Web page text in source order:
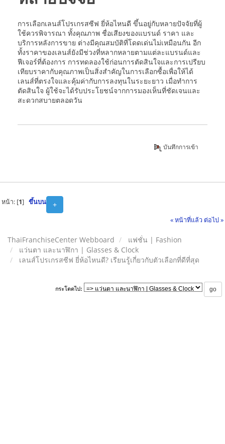
การเลือกเลนส์โปรเกรสซีฟ ยี่ห้อไหนดี ขึ้นอยู่กับหลายปัจจัยที่ผู้
ใช้ควรพิจารณา ทั้งคุณภาพ ชื่อเสียงของแบรนด์ ราคา และ
บริการหลังการขาย ต่างมีคุณสมบัติที่โดดเด่นไม่เหมือนกัน อีก
ทั้งราคาของเลนส์ยังมีช่วงที่หลากหลายตามแต่ละแบรนด์และ
ฟีเจอร์ที่ต้องการ การทดลองใช้ก่อนการตัดสินใจและการเปรียบ
เทียบราคากับคุณภาพเป็นสิ่งสำคัญในการเลือกซื้อเพื่อให้ได้
เลนส์ที่ตรงใจและคุ้มค่ากับการลงทุนในระยะยาว เมื่อทำการ
ตัดสินใจ ผู้ใช้จะได้รับประโยชน์จากการมองเห็นที่ชัดเจนและ
สะดวกสบายตลอดวัน
บันทึกการเข้า
+
หน้า: [1] ขึ้นบน
« หน้าที่แล้ว ต่อไป »
ThaiFranchiseCenter Webboard
แฟชั่น | Fashion
แว่นตา และนาฬิกา | Glasses & Clock
เลนส์โปรเกรสซีฟ ยี่ห้อไหนดี? เรียนรู้เกี่ยวกับตัวเลือกที่ดีที่สุด
กระโดดไป: